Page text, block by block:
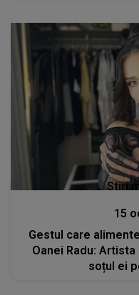
Stiri
15
Gestul care
Oanei Radu:
soțul ei